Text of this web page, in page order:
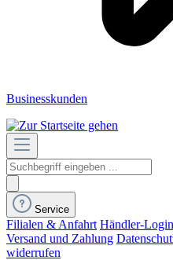
Businesskunden
Service
Filialen & Anfahrt Händler-Login
Versand und Zahlung
widerrufen